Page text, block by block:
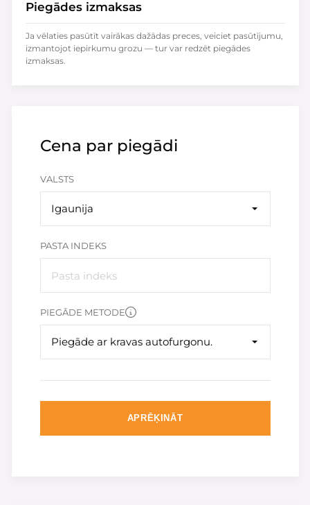
Cena par piegādi
VALSTS
Igaunija
PASTA INDEKS
PIEGĀDE METODE
Piegāde ar kravas autofurgonu.
APRĒĶINĀT
Piegādes izmaksas
Ja vēlaties pasūtīt vairākas dažādas preces, veiciet pasūtījumu,
izmantojot iepirkumu grozu — tur var redzēt piegādes
izmaksas.